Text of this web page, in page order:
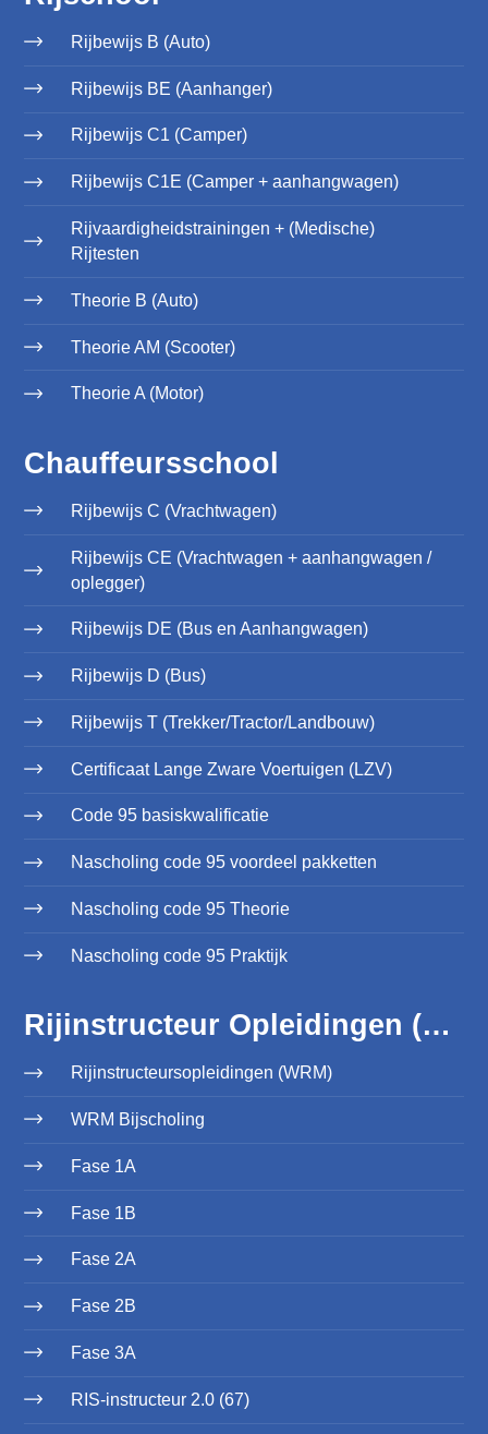
Rijbewijs B (Auto)
Rijbewijs BE (Aanhanger)
Rijbewijs C1 (Camper)
Rijbewijs C1E (Camper + aanhangwagen)
Rijvaardigheidstrainingen + (Medische)
Rijtesten
Theorie B (Auto)
Theorie AM (Scooter)
Theorie A (Motor)
Chauffeursschool
Rijbewijs C (Vrachtwagen)
Rijbewijs CE (Vrachtwagen + aanhangwagen /
oplegger)
Rijbewijs DE (Bus en Aanhangwagen)
Rijbewijs D (Bus)
Rijbewijs T (Trekker/Tractor/Landbouw)
Certificaat Lange Zware Voertuigen (LZV)
Code 95 basiskwalificatie
Nascholing code 95 voordeel pakketten
Nascholing code 95 Theorie
Nascholing code 95 Praktijk
Rijinstructeur Opleidingen (WRM)
Rijinstructeursopleidingen (WRM)
WRM Bijscholing
Fase 1A
Fase 1B
Fase 2A
Fase 2B
Fase 3A
RIS-instructeur 2.0 (67)